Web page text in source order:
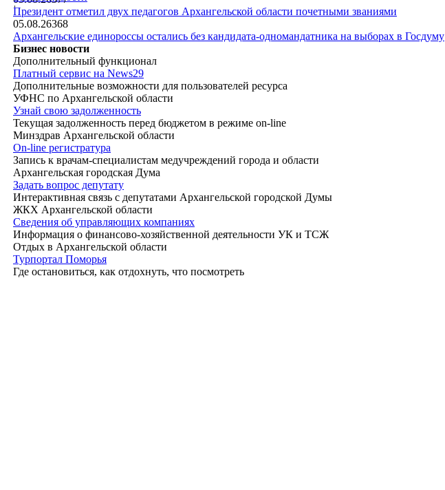
|
Президент отметил двух педагогов Архангельской области почетными званиями
05.08.26368
Архангельские единороссы остались без кандидата-одномандатника на выборах в Госдуму
Бизнес новости
Дополнительный функционал
Платный сервис на News29
Дополнительные возможности для пользователей ресурса
УФНС по Архангельской области
Узнай свою задолженность
Текущая задолженность перед бюджетом в режиме on-line
Минздрав Архангельской области
On-line регистратура
Запись к врачам-специалистам медучреждений города и области
Архангельская городская Дума
Задать вопрос депутату
Интерактивная связь с депутатами Архангельской городской Думы
ЖКХ Архангельской области
Сведения об управляющих компаниях
Информация о финансово-хозяйственной деятельности УК и ТСЖ
Отдых в Архангельской области
Турпортал Поморья
Где остановиться, как отдохнуть, что посмотреть